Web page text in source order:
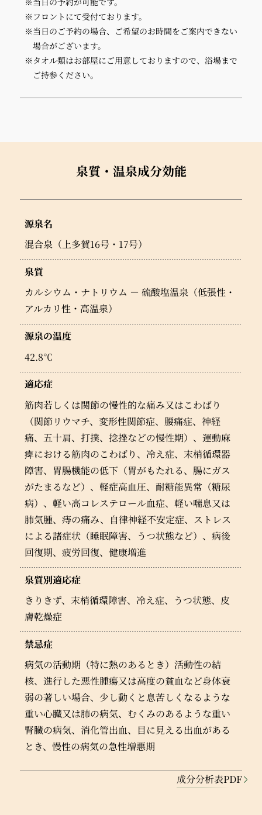
※フロントにて受付ております。
※当日のご予約の場合、ご希望のお時間をご案内できない
場合がございます。
※タオル類はお部屋にご用意しておりますので、浴場まで
ご持参ください。
泉質・温泉成分効能
源泉名
混合泉（上多賀16号・17号）
泉質
カルシウム・ナトリウム － 硫酸塩温泉（低張性・
アルカリ性・高温泉）
源泉の温度
42.8℃
適応症
筋肉若しくは関節の慢性的な痛み又はこわばり
（関節リウマチ、変形性関節症、腰痛症、神経
痛、五十肩、打撲、捻挫などの慢性期）、運動麻
痺における筋肉のこわばり、冷え症、末梢循環器
障害、胃腸機能の低下（胃がもたれる、腸にガス
がたまるなど）、軽症高血圧、耐糖能異常（糖尿
病）、軽い高コレステロール血症、軽い喘息又は
肺気腫、痔の痛み、自律神経不安定症、ストレス
による諸症状（睡眠障害、うつ状態など）、病後
回復期、疲労回復、健康増進
泉質別適応症
きりきず、末梢循環障害、冷え症、うつ状態、皮
膚乾燥症
禁忌症
病気の活動期（特に熱のあるとき）活動性の結
核、進行した悪性腫瘍又は高度の貧血など身体衰
弱の著しい場合、少し動くと息苦しくなるような
重い心臓又は肺の病気、むくみのあるような重い
腎臓の病気、消化管出血、目に見える出血がある
とき、慢性の病気の急性増悪期
成分分析表PDF